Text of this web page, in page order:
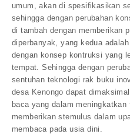
umum, akan di spesifikasikan
sehingga dengan perubahan
di tambah dengan memberikan
diperbanyak, yang kedua
dengan konsep kontruksi yang
tempat. Sehingga dengan
sentuhan teknologi rak buku
desa Kenongo dapat
baca yang dalam
memberikan stemulus dalam
membaca pada usia dini.